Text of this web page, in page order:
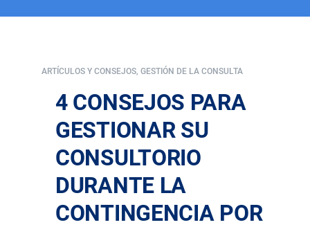
ARTÍCULOS Y CONSEJOS, GESTIÓN DE LA CONSULTA
4 CONSEJOS PARA
GESTIONAR SU
CONSULTORIO
DURANTE LA
CONTINGENCIA POR